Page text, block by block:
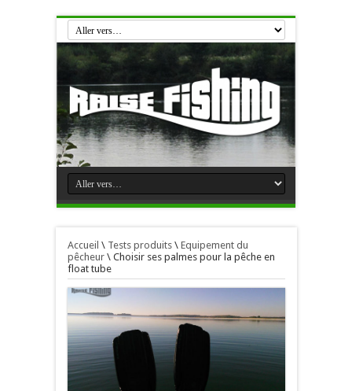
Accueil \ Tests produits\ Equipement du
pêcheur\ Choisir ses palmes pour la pêche en
float tube